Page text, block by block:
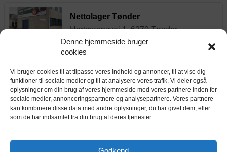
Denne hjemmeside bruger
cookies
Vi bruger cookies til at tilpasse vores indhold og annoncer, til at vise dig
funktioner til sociale medier og til at analysere vores trafik. Vi deler også
oplysninger om din brug af vores hjemmeside med vores partnere inden for
sociale medier, annonceringspartnere og analysepartnere. Vores partnere
kan kombinere disse data med andre oplysninger, du har givet dem, eller
som de har indsamlet fra din brug af deres tjenester.
Nettolager Tønder
Hartmannsvej 1, 6270 Tønder
Alarm i hvert depotrum
Adgang døgnet rundt
2,4 m²depotrum
Indendørs depotrum på 2,4 m² / 6,5 m³
390 kr.
pr. md.